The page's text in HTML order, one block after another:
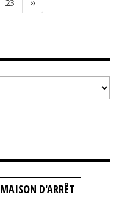
23 »
MAISON D'ARRÊT